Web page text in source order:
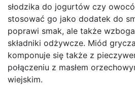
słodzika do jogurtów czy
stosować go jako dodatek do
poprawi smak, ale także
składniki odżywcze. Miód
komponuje się także z
połączeniu z masłem
wiejskim.